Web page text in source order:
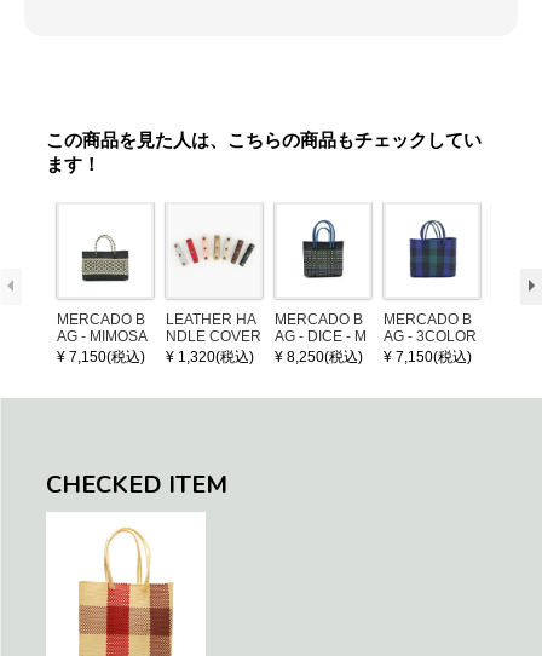
この商品を見た人は、こちらの商品もチェックしてい
ます！
MERCADO B
AG - MIMOSA
- Black / Crea
¥ 7,150(税込)
LEATHER HA
NDLE COVER
¥ 1,320(税込)
MERCADO B
AG - DICE - M
OSAIC - Black
¥ 8,250(税込)
MERCADO B
AG - 3COLOR
S CHECK - Bl
¥ 7,150(税込)
CHECKED ITEM